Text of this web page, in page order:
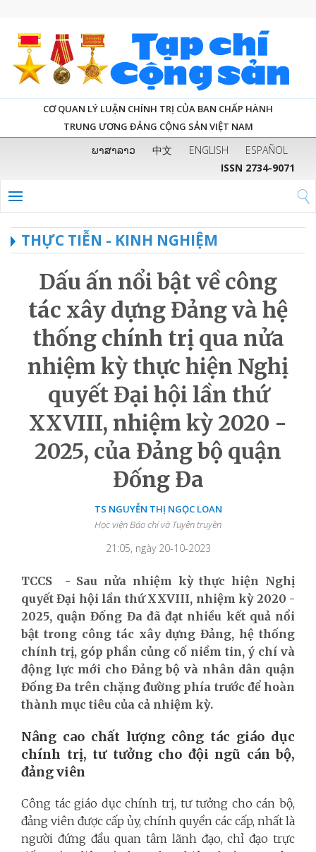
CƠ QUAN LÝ LUẬN CHÍNH TRỊ CỦA BAN CHẤP HÀNH
TRUNG ƯƠNG ĐẢNG CỘNG SẢN VIỆT NAM
ພາສາລາວ 中文 ENGLISH
ESPAÑOL
ISSN 2734-9071
THỰC TIỄN - KINH NGHIỆM
Dấu ấn nổi bật về công
tác xây dựng Đảng và hệ
thống chính trị qua nửa
nhiệm kỳ thực hiện Nghị
quyết Đại hội lần thứ
XXVIII, nhiệm kỳ 2020 -
2025, của Đảng bộ quận
Đống Đa
TS NGUYỄN THỊ NGỌC LOAN
Học viện Báo chí và Tuyên truyền
21:05, ngày 20-10-2023
TCCS - Sau nửa nhiệm kỳ thực hiện Nghị
quyết Đại hội lần thứ XXVIII, nhiệm kỳ 2020 -
2025, quận Đống Đa đã đạt nhiều kết quả nổi
bật trong công tác xây dựng Đảng, hệ thống
chính trị, góp phần củng cố niềm tin, ý chí và
động lực mới cho Đảng bộ và nhân dân quận
Đống Đa trên chặng đường phía trước để hoàn
thành mục tiêu của cả nhiệm kỳ.
Nâng cao chất lượng công tác giáo dục
chính trị, tư tưởng cho đội ngũ cán bộ,
đảng viên
Công tác giáo dục chính trị, tư tưởng cho cán bộ,
đảng viên được cấp ủy, chính quyền các cấp, nhất là
người đứng đầu quan tâm lãnh đạo, chỉ đạo trực